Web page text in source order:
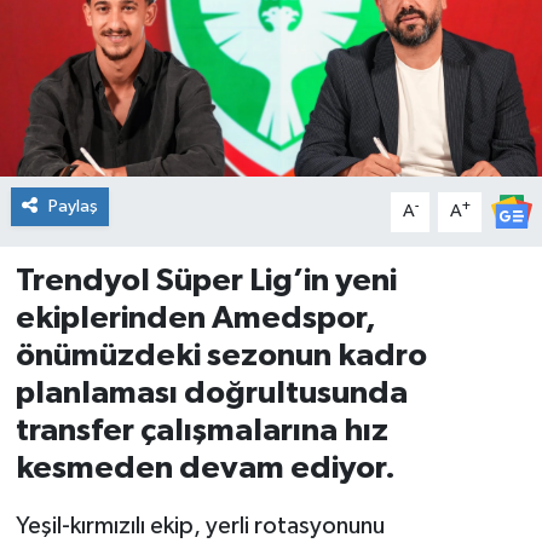
Paylaş A- A+
Trendyol Süper Lig’in yeni
ekiplerinden Amedspor,
önümüzdeki sezonun kadro
planlaması doğrultusunda
transfer çalışmalarına hız
kesmeden devam ediyor.
Yeşil-kırmızılı ekip, yerli rotasyonunu
EĞİTİM
EKONOMİ
Erdek
Gömeç
Gönen
Havran
İvrindi
KENT GÜNDEMİ
Kepsut